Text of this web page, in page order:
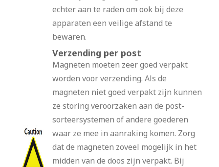
echter aan te raden om ook bij deze
apparaten een veilige afstand te
bewaren.
Verzending per post
Magneten moeten zeer goed verpakt
worden voor verzending. Als de
magneten niet goed verpakt zijn kunnen
ze storing veroorzaken aan de post-
sorteersystemen of andere goederen
waar ze mee in aanraking komen. Zorg
dat de magneten zoveel mogelijk in het
midden van de doos zijn verpakt. Bij